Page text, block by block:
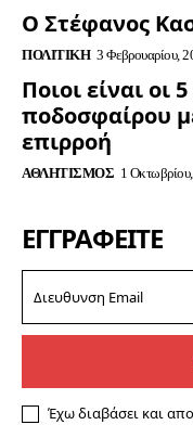
Ο Στέφανος
ΠΟΛΙΤΙΚΉ 3 Φεβρουαρίου,
Ποιοι είναι οι
ποδοσφαίρου
επιρροή
ΑΘΛΗΤΙΣΜΌΣ 1
ΕΓΓΡΑΦΕΊΤΕ
Έχω διαβάσει και